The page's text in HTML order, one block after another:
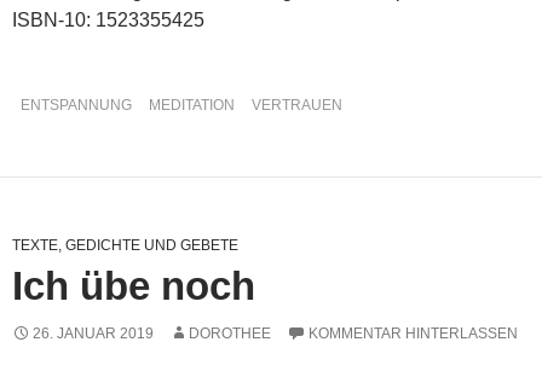
ISBN-10: 1523355425
ENTSPANNUNG MEDITATION VERTRAUEN
TEXTE, GEDICHTE UND GEBETE
Ich übe noch
26. JANUAR 2019 DOROTHEE KOMMENTAR HINTERLASSEN